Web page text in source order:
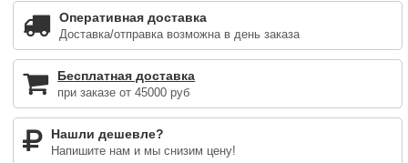
Оперативная доставка
Доставка/отправка возможна в день заказа
Бесплатная доставка
при заказе от 45000 руб
Нашли дешевле?
Напишите нам и мы снизим цену!